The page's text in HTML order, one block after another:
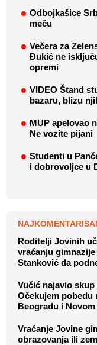
Odbojkašice
meču
Večera za
Đukić ne
opremi
VIDEO Štand
bazaru, blizu
MUP apelovao
Ne vozite pijani
Studenti u
i dobrovoljce u
Roditelji Jovinih
vraćanju
Stanković da
Vučić najavio
Očekujem pobedu
Beogradu i Novom
Vraćanje Jovine
obrazovanja ili